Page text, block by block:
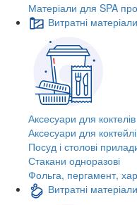
Матеріали для SPA
Витратні
Аксесуари для коктелів
Аксесуари для
Посуд і столові
Стакани одноразові
Фольга, пергамент,
Витратні